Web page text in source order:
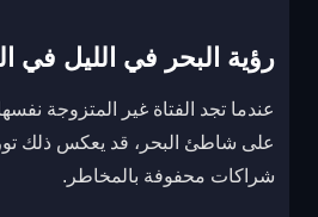
رؤية البحر في الليل في
عندما تجد الفتاة غير المتزوجة
على شاطئ البحر، قد يعكس ذلك
شراكات محفوفة بالمخاطر.